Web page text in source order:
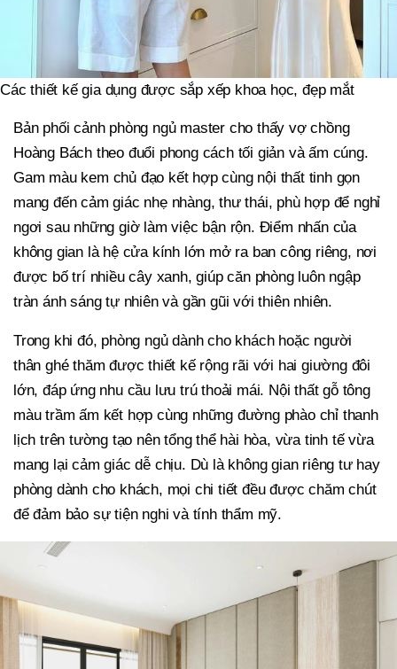
Các thiết kế gia dụng được sắp xếp khoa học, đẹp mắt
Bản phối cảnh phòng ngủ master cho thấy vợ chồng
Hoàng Bách theo đuổi phong cách tối giản và ấm cúng.
Gam màu kem chủ đạo kết hợp cùng nội thất tinh gọn
mang đến cảm giác nhẹ nhàng, thư thái, phù hợp để nghỉ
ngơi sau những giờ làm việc bận rộn. Điểm nhấn của
không gian là hệ cửa kính lớn mở ra ban công riêng, nơi
được bố trí nhiều cây xanh, giúp căn phòng luôn ngập
tràn ánh sáng tự nhiên và gần gũi với thiên nhiên.
Trong khi đó, phòng ngủ dành cho khách hoặc người
thân ghé thăm được thiết kế rộng rãi với hai giường đôi
lớn, đáp ứng nhu cầu lưu trú thoải mái. Nội thất gỗ tông
màu trầm ấm kết hợp cùng những đường phào chỉ thanh
lịch trên tường tạo nên tổng thể hài hòa, vừa tinh tế vừa
mang lại cảm giác dễ chịu. Dù là không gian riêng tư hay
phòng dành cho khách, mọi chi tiết đều được chăm chút
để đảm bảo sự tiện nghi và tính thẩm mỹ.